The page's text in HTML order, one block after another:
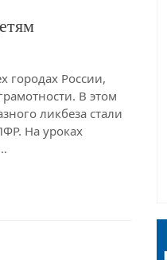
городах России,
В этом
ликбеза стали
На уроках